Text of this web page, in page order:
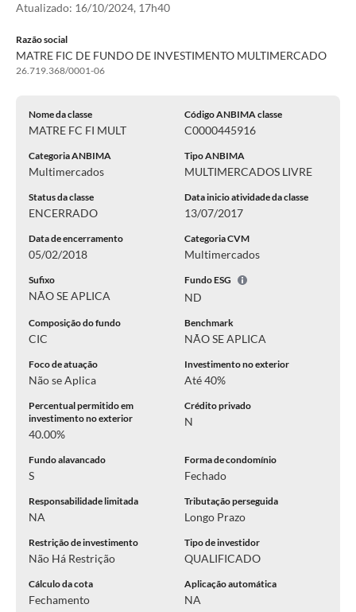
Atualizado: 16/10/2024, 17h40
Razão social
MATRE FIC DE FUNDO DE INVESTIMENTO MULTIMERCADO
26.719.368/0001-06
Nome da classe
MATRE FC FI MULT
Código ANBIMA classe
C0000445916
Categoria ANBIMA
Multimercados
Tipo ANBIMA
MULTIMERCADOS LIVRE
Status da classe
ENCERRADO
Data inicio atividade da classe
13/07/2017
Data de encerramento
05/02/2018
Categoria CVM
Multimercados
Sufixo
NÃO SE APLICA
Fundo ESG
ND
Composição do fundo
CIC
Benchmark
NÃO SE APLICA
Foco de atuação
Não se Aplica
Investimento no exterior
Até 40%
Percentual permitido em
investimento no exterior
40.00%
Crédito privado
N
Fundo alavancado
S
Forma de condomínio
Fechado
Responsabilidade limitada
NA
Tributação perseguida
Longo Prazo
Restrição de investimento
Não Há Restrição
Tipo de investidor
QUALIFICADO
Cálculo da cota
Fechamento
Aplicação automática
NA